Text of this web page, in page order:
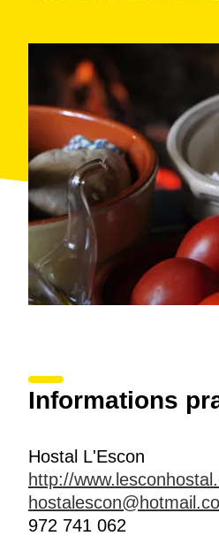
Informations
Hostal L'Escon
http://
972 741 062